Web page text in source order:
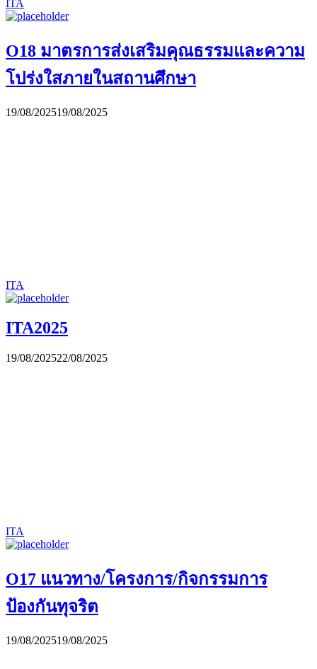
ITA
O18 มาตรการส่งเสริมคุณธรรมและความ
โปร่งใสภายในสถานศึกษา
19/08/202519/08/2025
ITA
ITA2025
19/08/202522/08/2025
ITA
O17 แนวทาง/โครงการ/กิจกรรมการ
ป้องกันทุจริต
19/08/202519/08/2025